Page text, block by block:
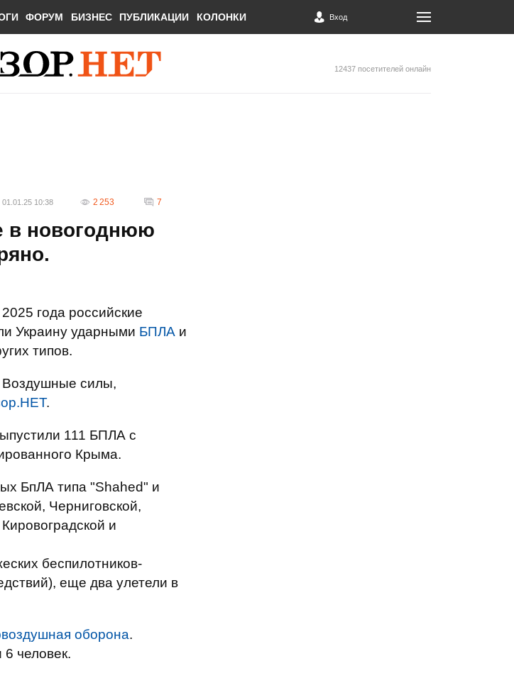
ФОРУМ БИЗНЕС ПУБЛИКАЦИИ КОЛОНКИ Вход
12437 посетителей онлайн
01.01.25 10:38 2 253 7
в новогоднюю
года российские
Украину ударными БПЛА и
типов.
Воздушные силы,
.
111 БПЛА с
Крыма.
БпЛА типа "Shahed" и
Черниговской,
и
беспилотников-
еще два улетели в
оборона.
человек.